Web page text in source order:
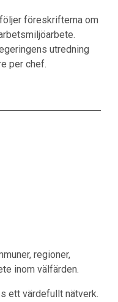
föreskrifterna om
utredning
per chef.
regioner,
inom välfärden.
ett värdefullt nätverk.